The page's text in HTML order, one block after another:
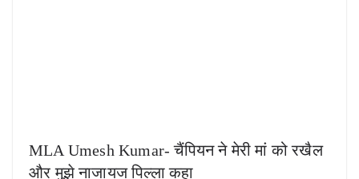
MLA Umesh Kumar- चैंपियन ने मेरी मां को रखैल
और मुझे नाजायज पिल्ला कहा